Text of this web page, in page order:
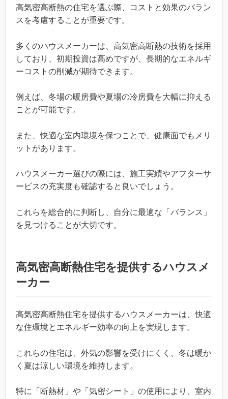
高気密高断熱の住宅を選ぶ際、コストと効果のバラン
スを考慮することが重要です。
多くのハウスメーカーは、高気密高断熱の技術を採用
しており、初期投資は高めですが、長期的なエネルギ
ーコストの削減が期待できます。
例えば、冬場の暖房費や夏場の冷房費を大幅に抑える
ことが可能です。
また、快適な室内環境を保つことで、健康面でもメリ
ットがあります。
ハウスメーカー選びの際には、施工実績やアフターサ
ービスの充実度も確認すると良いでしょう。
これらを総合的に判断し、自分に最適な「バランス」
を見つけることが大切です。
高気密高断熱住宅を提供するハウスメ
ーカー
高気密高断熱住宅を提供するハウスメーカーは、快適
な住環境とエネルギー効率の向上を実現します。
これらの住宅は、外気の影響を受けにくく、冬は暖か
く夏は涼しい環境を維持します。
特に「断熱材」や「気密シート」の使用により、室内